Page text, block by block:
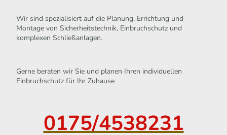
Wir sind spezialisiert auf die Planung, Errichtung und
Montage von Sicherheitstechnik, Einbruchschutz und
komplexen Schließanlagen.
Gerne beraten wir Sie und planen Ihren individuellen
Einbruchschutz für Ihr Zuhause
0175/4538231